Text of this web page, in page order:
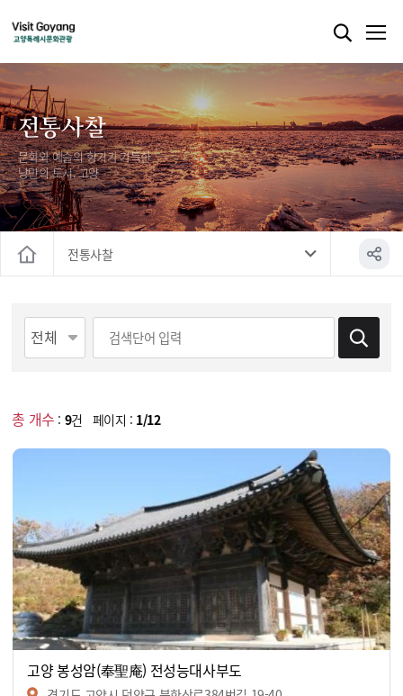
전통사찰
문화와 예술의 향기가 가득한
낭만의 도시, 고양
전통사찰
총 개수 : 9건 페이지 : 1/12
고양 봉성암(奉聖庵) 전성능대사부도